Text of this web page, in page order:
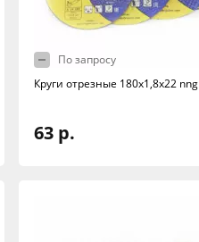
По запросу
Круги отрезные 180х1,8х22 nng
63 р.